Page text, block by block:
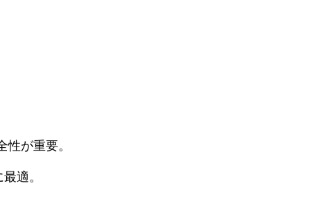
が重要。
適。